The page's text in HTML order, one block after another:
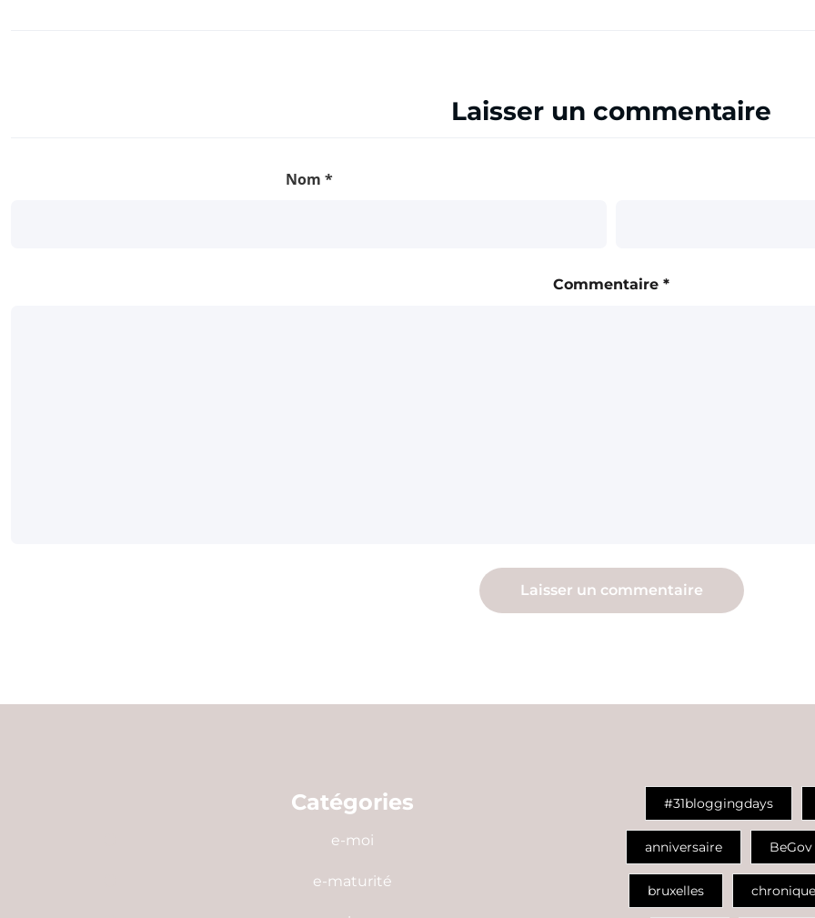
Laisser un commentaire
Nom *
Commentaire *
Catégories
e-moi
e-maturité
#31bloggingdays
anniversaire BeGov
bruxelles